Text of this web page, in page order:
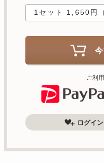
ご利
ログイ